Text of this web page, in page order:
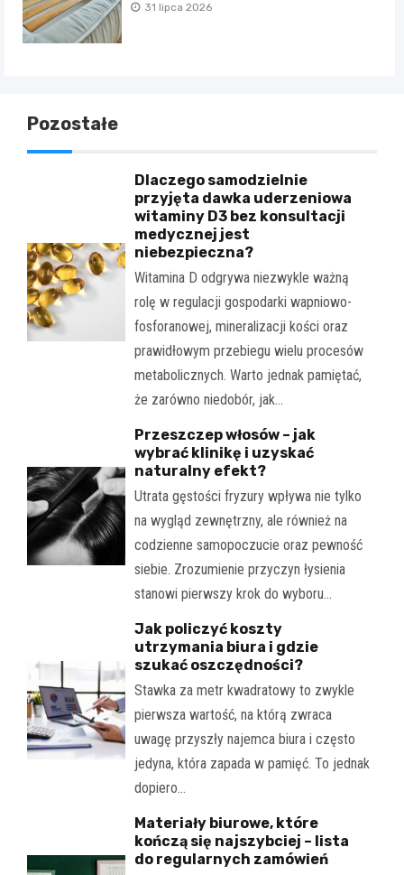
31 lipca 2026
Pozostałe
Dlaczego samodzielnie
przyjęta dawka uderzeniowa
witaminy D3 bez konsultacji
medycznej jest
niebezpieczna?
Witamina D odgrywa niezwykle ważną
rolę w regulacji gospodarki wapniowo-
fosforanowej, mineralizacji kości oraz
prawidłowym przebiegu wielu procesów
metabolicznych. Warto jednak pamiętać,
że zarówno niedobór, jak…
Przeszczep włosów – jak
wybrać klinikę i uzyskać
naturalny efekt?
Utrata gęstości fryzury wpływa nie tylko
na wygląd zewnętrzny, ale również na
codzienne samopoczucie oraz pewność
siebie. Zrozumienie przyczyn łysienia
stanowi pierwszy krok do wyboru…
Jak policzyć koszty
utrzymania biura i gdzie
szukać oszczędności?
Stawka za metr kwadratowy to zwykle
pierwsza wartość, na którą zwraca
uwagę przyszły najemca biura i często
jedyna, która zapada w pamięć. To jednak
dopiero…
Materiały biurowe, które
kończą się najszybciej – lista
do regularnych zamówień